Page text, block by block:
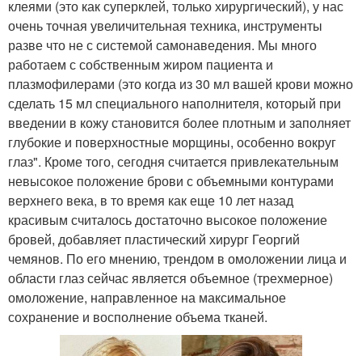
клеями (это как суперклей, только хирургический), у нас
очень точная увеличительная техника, инструменты
разве что не с системой самонаведения. Мы много
работаем с собственным жиром пациента и
плазмофилерами (это когда из 30 мл вашей крови можно
сделать 15 мл специального наполнителя, который при
введении в кожу становится более плотным и заполняет
глубокие и поверхностные морщины, особенно вокруг
глаз". Кроме того, сегодня считается привлекательным
невысокое положение брови с объемными контурами
верхнего века, в то время как еще 10 лет назад
красивым считалось достаточно высокое положение
бровей, добавляет пластический хирург Георгий
чемянов. По его мнению, трендом в омоложении лица и
области глаз сейчас является объемное (трехмерное)
омоложение, направленное на максимальное
сохранение и восполнение объема тканей.